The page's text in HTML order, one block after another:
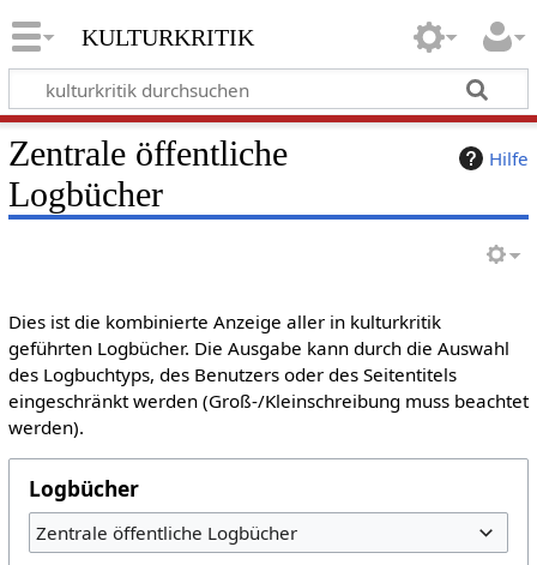
kulturkritik
Hilfe
Zentrale öffentliche
Logbücher
Dies ist die kombinierte Anzeige aller in kulturkritik
geführten Logbücher. Die Ausgabe kann durch die Auswahl
des Logbuchtyps, des Benutzers oder des Seitentitels
eingeschränkt werden (Groß-/Kleinschreibung muss beachtet
werden).
Logbücher
Zentrale öffentliche Logbücher